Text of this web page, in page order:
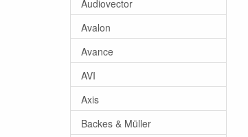
Audiovector
Avalon
Avance
AVI
Axis
Backes & Müller